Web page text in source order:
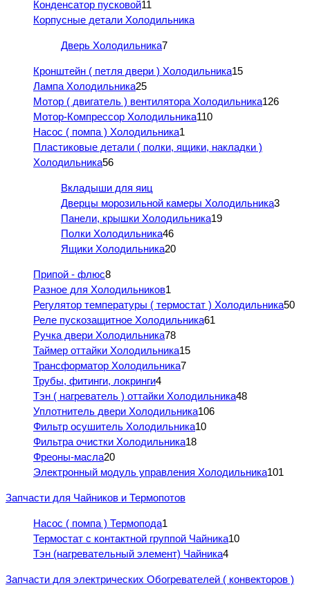
Конденсатор пусковой11
Корпусные детали Холодильника
Дверь Холодильника7
Кронштейн ( петля двери ) Холодильника15
Лампа Холодильника25
Мотор ( двигатель ) вентилятора Холодильника126
Мотор-Компрессор Холодильника110
Насос ( помпа ) Холодильника1
Пластиковые детали ( полки, ящики, накладки )
Холодильника56
Вкладыши для яиц
Дверцы морозильной камеры Холодильника3
Панели, крышки Холодильника19
Полки Холодильника46
Ящики Холодильника20
Припой - флюс8
Разное для Холодильников1
Регулятор температуры ( термостат ) Холодильника50
Реле пускозащитное Холодильника61
Ручка двери Холодильника78
Таймер оттайки Холодильника15
Трансформатор Холодильника7
Трубы, фитинги, локринги4
Тэн ( нагреватель ) оттайки Холодильника48
Уплотнитель двери Холодильника106
Фильтр осушитель Холодильника10
Фильтра очистки Холодильника18
Фреоны-масла20
Электронный модуль управления Холодильника101
Запчасти для Чайников и Термопотов
Насос ( помпа ) Термопода1
Термостат с контактной группой Чайника10
Тэн (нагревательный элемент) Чайника4
Запчасти для электрических Обогревателей ( конвекторов )